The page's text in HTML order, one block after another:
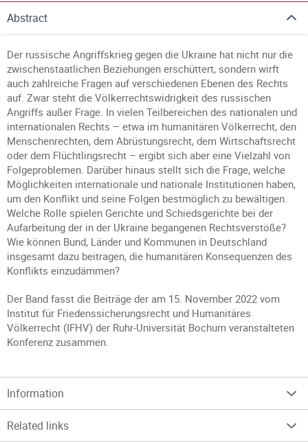
Abstract
Der russische Angriffskrieg gegen die Ukraine hat nicht nur die
zwischenstaatlichen Beziehungen erschüttert, sondern wirft
auch zahlreiche Fragen auf verschiedenen Ebenen des Rechts
auf. Zwar steht die Völkerrechtswidrigkeit des russischen
Angriffs außer Frage. In vielen Teilbereichen des nationalen und
internationalen Rechts – etwa im humanitären Völkerrecht, den
Menschenrechten, dem Abrüstungsrecht, dem Wirtschaftsrecht
oder dem Flüchtlingsrecht – ergibt sich aber eine Vielzahl von
Folgeproblemen. Darüber hinaus stellt sich die Frage, welche
Möglichkeiten internationale und nationale Institutionen haben,
um den Konflikt und seine Folgen bestmöglich zu bewältigen.
Welche Rolle spielen Gerichte und Schiedsgerichte bei der
Aufarbeitung der in der Ukraine begangenen Rechtsverstöße?
Wie können Bund, Länder und Kommunen in Deutschland
insgesamt dazu beitragen, die humanitären Konsequenzen des
Konflikts einzudämmen?
Der Band fasst die Beiträge der am 15. November 2022 vom
Institut für Friedenssicherungsrecht und Humanitäres
Völkerrecht (IFHV) der Ruhr-Universität Bochum veranstalteten
Konferenz zusammen.
Information
Related links